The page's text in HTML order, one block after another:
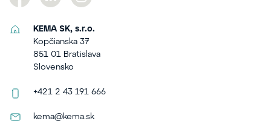
KEMA SK, s.r.o.
Kopčianska 37
851 01 Bratislava
Slovensko
+421 2 43 191 666
kema@kema.sk